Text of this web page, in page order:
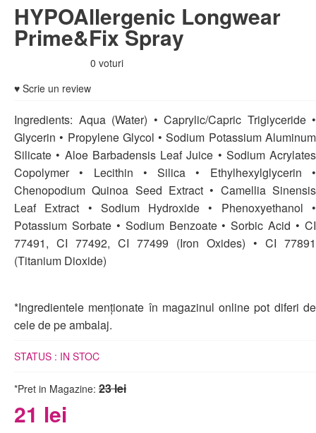
HYPOAllergenic Longwear
Prime&Fix Spray
0 voturi
♥ Scrie un review
Ingredients: Aqua (Water) • Caprylic/Capric Triglyceride •
Glycerin • Propylene Glycol • Sodium Potassium Aluminum
Silicate • Aloe Barbadensis Leaf Juice • Sodium Acrylates
Copolymer • Lecithin • Silica • Ethylhexylglycerin •
Chenopodium Quinoa Seed Extract • Camellia Sinensis
Leaf Extract • Sodium Hydroxide • Phenoxyethanol •
Potassium Sorbate • Sodium Benzoate • Sorbic Acid • CI
77491, CI 77492, CI 77499 (Iron Oxides) • CI 77891
(Titanium Dioxide)
*Ingredientele menționate în magazinul online pot diferi de
cele de pe ambalaj.
STATUS : IN STOC
*Pret in Magazine: 23 lei
21 lei